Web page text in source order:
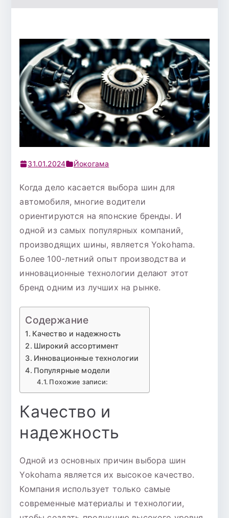
31.01.2024 Йокогама
Когда дело касается выбора шин для
автомобиля, многие водители
ориентируются на японские бренды. И
одной из самых популярных компаний,
производящих шины, является Yokohama.
Более 100-летний опыт производства и
инновационные технологии делают этот
бренд одним из лучших на рынке.
Содержание
Качество и надежность
Широкий ассортимент
Инновационные технологии
Популярные модели
Похожие записи:
Качество и
надежность
Одной из основных причин выбора шин
Yokohama является их высокое качество.
Компания использует только самые
современные материалы и технологии,